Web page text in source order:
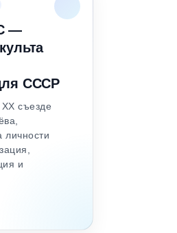
—
СССР
съезде
личности
и